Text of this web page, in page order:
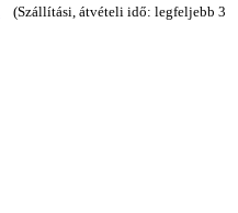
(Szállítási, átvételi idő: legfeljebb 3